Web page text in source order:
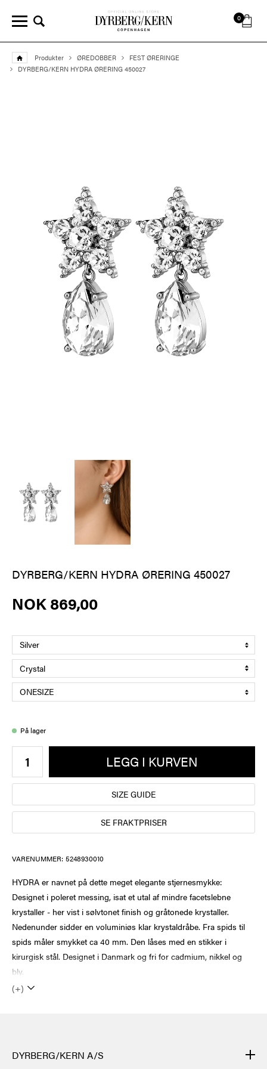
0
Produkter ØREDOBBER
FEST ØRERINGE
DYRBERG/KERN HYDRA ØRERING 450027
DYRBERG/KERN HYDRA ØRERING 450027
NOK 869,00
På lager
LEGG I KURVEN
SIZE GUIDE
SE FRAKTPRISER
VARENUMMER: 5248930010
HYDRA er navnet på dette meget elegante stjernesmykke:
Designet i poleret messing, isat et utal af mindre facetslebne
krystaller - her vist i sølvtonet finish og gråtonede krystaller.
Nedenunder sidder en voluminiøs klar krystaldråbe. Fra spids til
spids måler smykket ca 40 mm. Den låses med en stikker i
kirurgisk stål. Designet i Danmark og fri for cadmium, nikkel og
bly.
(+)
DYRBERG/KERN A/S